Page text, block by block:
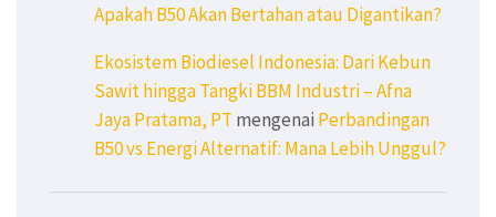
Apakah B50 Akan Bertahan atau Digantikan?
Ekosistem Biodiesel Indonesia: Dari Kebun
Sawit hingga Tangki BBM Industri – Afna
Jaya Pratama, PT mengenai Perbandingan
B50 vs Energi Alternatif: Mana Lebih Unggul?